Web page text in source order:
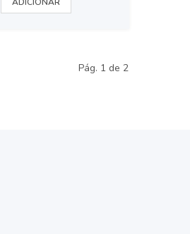
Pág. 1 de 2